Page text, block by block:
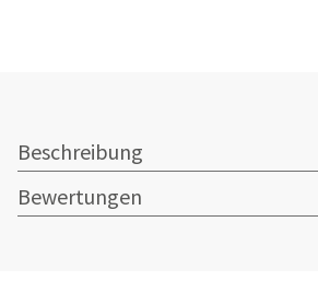
Beschreibung
Bewertungen